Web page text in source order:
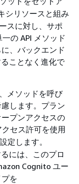
シリソースと組み
スに対し、サポ
の API メソッド
、バックエンド
ことなく進化で
メソッドを呼び
します。プラン
プンアクセスの
セス許可を使用
定します。
には、このプロ
Cognito ユー
を